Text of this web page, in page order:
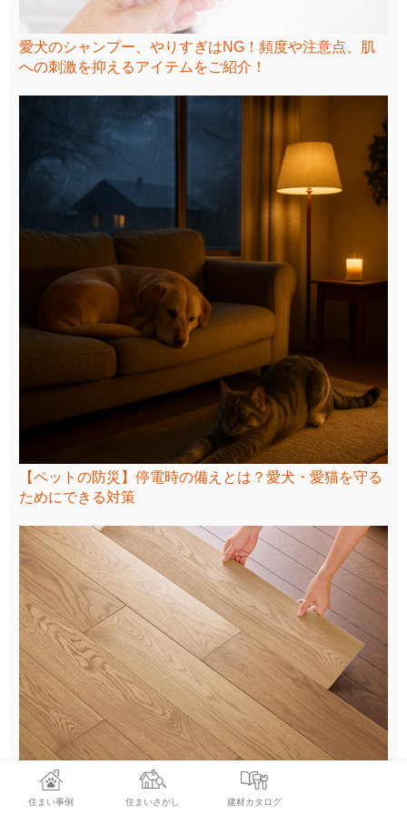
愛犬のシャンプー、やりすぎはNG！頻度や注意点、肌
への刺激を抑えるアイテムをご紹介！
【ペットの防災】停電時の備えとは？愛犬・愛猫を守る
ためにできる対策
住まい事例 住まいさがし 建材カタログ